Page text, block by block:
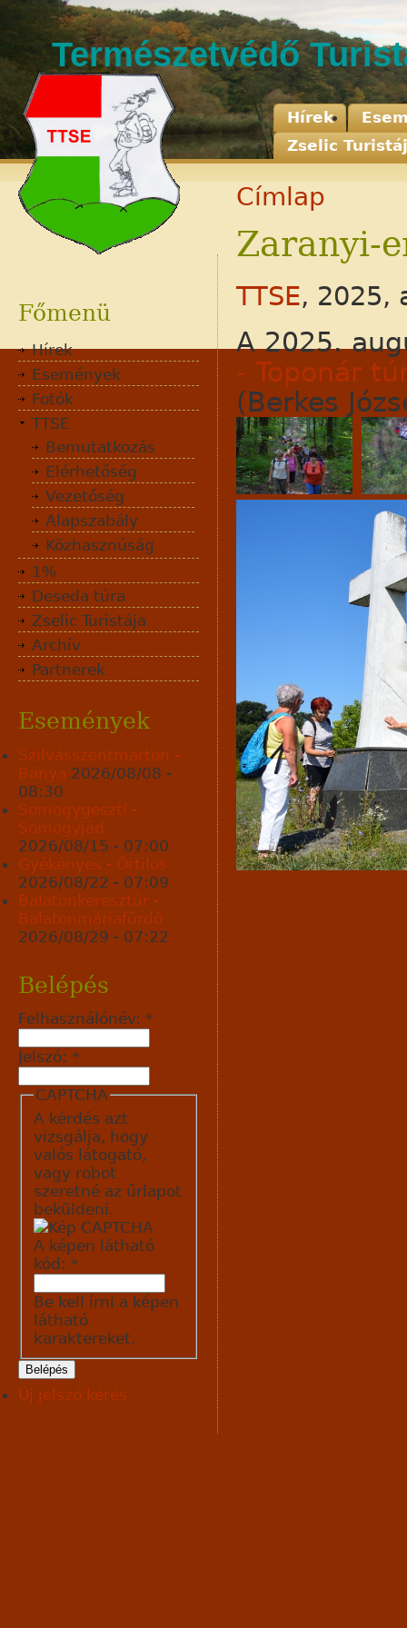
Természetvédő
Hírek
Zselic
Címlap
Zaranyi-
TTSE, 2025,
A 2025.
- Toponár
(Berkes
Főmenü
Hírek
Események
Fotók
TTSE
Bemutatkozás
Elérhetőség
Vezetőség
Alapszabály
Közhasznúság
1%
Deseda túra
Zselic Turistája
Archív
Partnerek
Események
Szilvásszentmárton -
Bánya 2026/08/08 -
08:30
Somogygeszti -
Somogyjád
2026/08/15 - 07:00
Gyékényes - Őrtilos
2026/08/22 - 07:09
Balatonkeresztúr -
Balatonmáriafürdő
2026/08/29 - 07:22
Belépés
Felhasználónév: *
Jelszó: *
CAPTCHA
A kérdés azt
vizsgálja, hogy
valós látogató,
vagy robot
szeretné az űrlapot
beküldeni.
A képen látható
kód: *
Be kell írni a képen
látható
karaktereket.
Új jelszó kérés
Adatvédelem
Jognyilatkozat
Kapcsolat